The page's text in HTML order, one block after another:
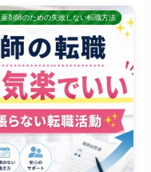
薬剤師のための失敗しない転職方法